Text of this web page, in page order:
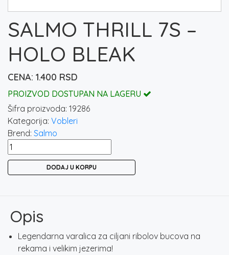
SALMO THRILL 7S –
HOLO BLEAK
1.400 RSD
PROIZVOD DOSTUPAN NA LAGERU
Šifra proizvoda: 19286
Kategorija: Vobleri
Brend: Salmo
SALMO
THRILL
količina
DODAJ U KORPU
Opis
Legendarna varalica za ciljani ribolov bucova na
rekama i velikim jezerima!